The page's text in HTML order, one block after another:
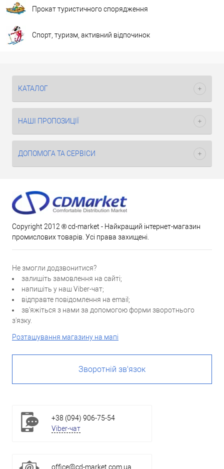
Прокат туристичного спорядження
Спорт, туризм, активний відпочинок
КАТАЛОГ
НАШІ ПРОПОЗИЦІЇ
ДОПОМОГА ТА СЕРВІСИ
Copyright 2012 ® cd-market - Найкращий інтернет-магазин
промислових товарів. Усі права захищені.
Не змогли додзвонитися?
залишіть замовлення на сайті;
напишіть у наш Viber-чат;
відправте повідомлення на email;
зв'яжіться з нами за допомогою форми зворотнього
з'язку.
Розташування магазину на мапі
Зворотній зв'язок
+38 (094) 906-75-54
Viber-чат
office@cd-market.com.ua